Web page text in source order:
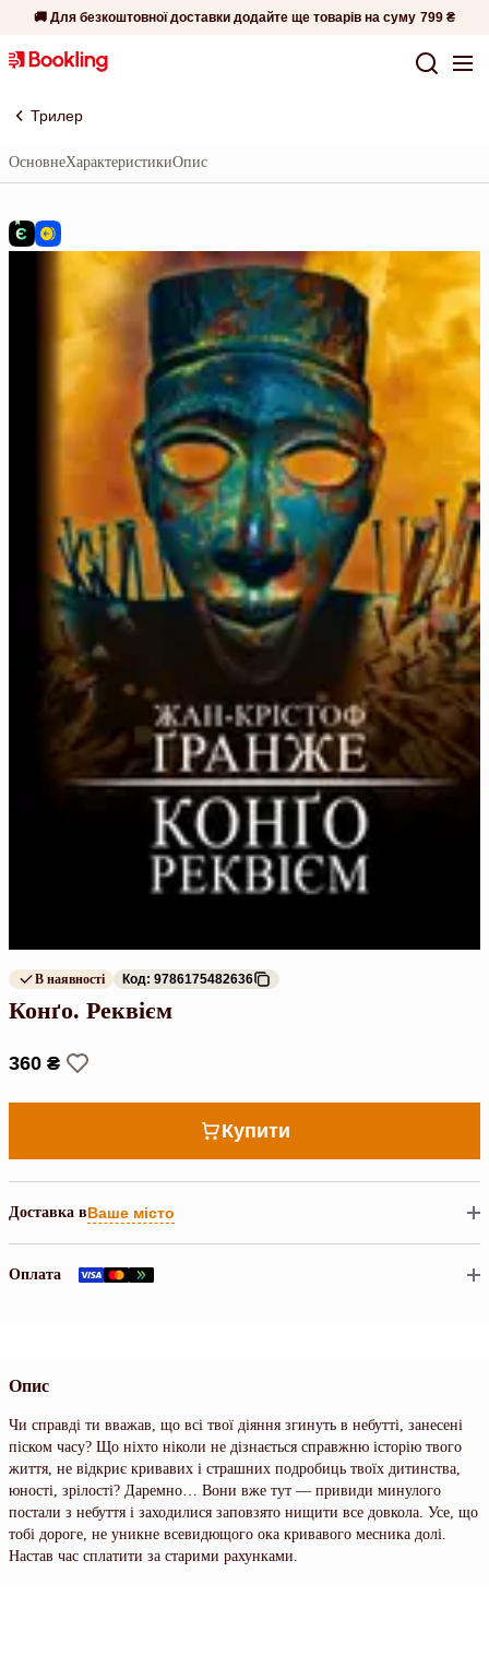
🚚 Для безкоштовної доставки додайте ще товарів на суму 799 ₴
Трилер
ОсновнеХарактеристикиОпис
В наявності Код: 9786175482636
Конґо. Реквієм
360 ₴
Купити
Доставка вВаше місто
Оплата
Опис
Чи справді ти вважав, що всі твої діяння згинуть в небутті, занесені
піском часу? Що ніхто ніколи не дізнається справжню історію твого
життя, не відкриє кривавих і страшних подробиць твоїх дитинства,
юності, зрілості? Даремно… Вони вже тут — привиди минулого
постали з небуття і заходилися заповзято нищити все довкола. Усе, що
тобі дороге, не уникне всевидющого ока кривавого месника долі.
Настав час сплатити за старими рахунками.